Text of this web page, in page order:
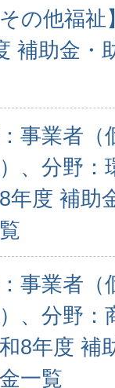
の他福祉】
補助金・
事業者（
、分野：
年度 補助
事業者（
、分野：
8年度 補
一覧